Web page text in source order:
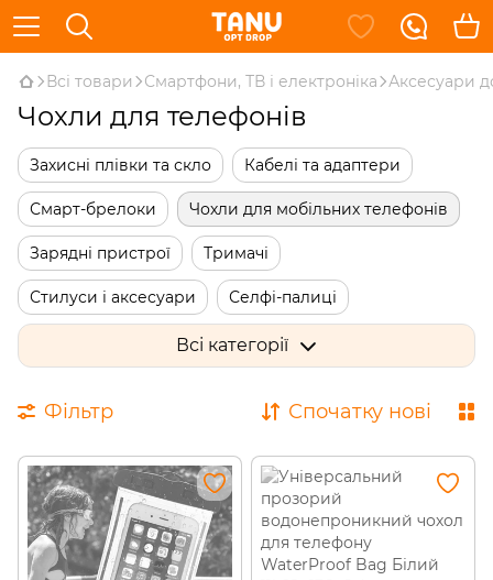
Всі товари Смартфони, ТВ і електроніка Аксесуари
Чохли для телефонів
Захисні плівки та скло Кабелі та адаптери
Смарт-брелоки Чохли для мобільних телефонів
Зарядні пристрої Тримачі
Стилуси і аксесуари Селфі-палиці
Органайзери для кабелю
Сенсорні рукавички
Всі категорії
Фільтр Спочатку нові